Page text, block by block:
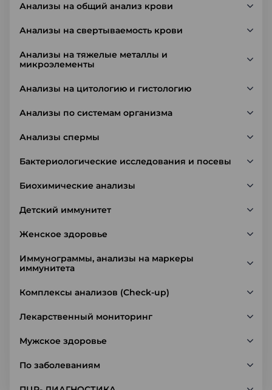
Анализы на общий анализ крови
Анализы на свертываемость крови
Анализы на тяжелые металлы и
микроэлементы
Анализы на цитологию и гистологию
Анализы по системам организма
Анализы спермы
Бактериологические исследования и посевы
Биохимические анализы
Детский иммунитет
Женское здоровье
Иммунограммы, анализы на маркеры
иммунитета
Комплексы анализов (Check-up)
Лекарственный мониторинг
Мужское здоровье
По заболеваниям